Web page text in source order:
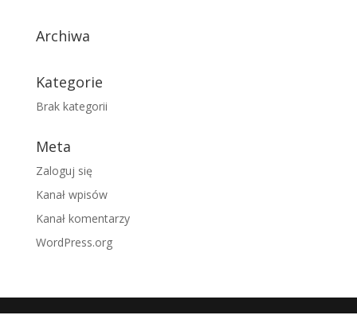
Archiwa
Kategorie
Brak kategorii
Meta
Zaloguj się
Kanał wpisów
Kanał komentarzy
WordPress.org